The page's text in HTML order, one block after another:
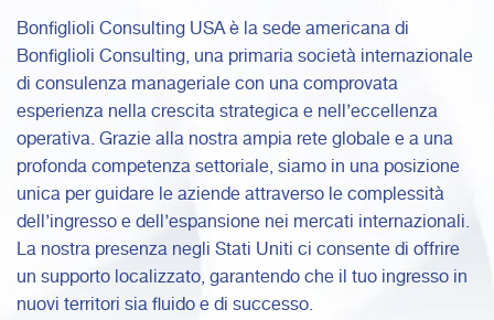
Bonfiglioli Consulting USA è la sede americana di
Bonfiglioli Consulting, una primaria società internazionale
di consulenza manageriale con una comprovata
esperienza nella crescita strategica e nell’eccellenza
operativa. Grazie alla nostra ampia rete globale e a una
profonda competenza settoriale, siamo in una posizione
unica per guidare le aziende attraverso le complessità
dell’ingresso e dell’espansione nei mercati internazionali.
La nostra presenza negli Stati Uniti ci consente di offrire
un supporto localizzato, garantendo che il tuo ingresso in
nuovi territori sia fluido e di successo.